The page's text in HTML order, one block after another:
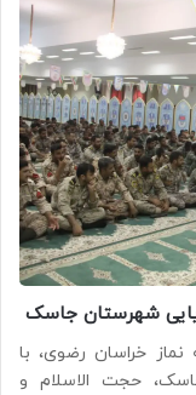
شهرستان جاسک
خراسان رضوی، با
حجت الاسلام و